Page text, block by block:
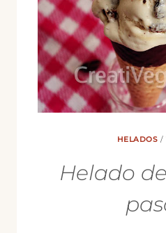
HELADOS /
Helado